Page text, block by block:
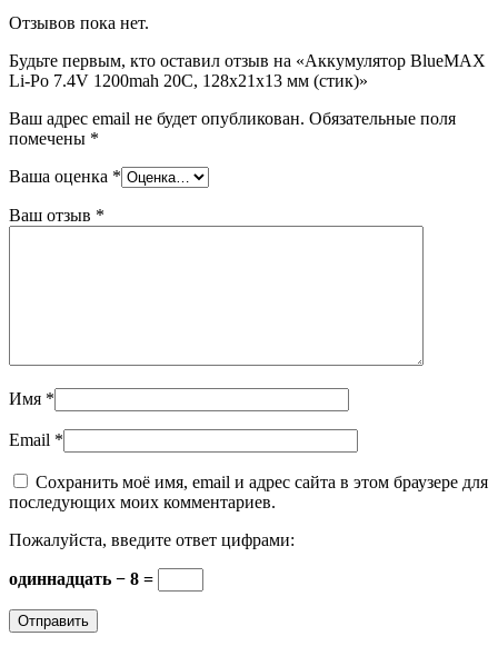
Отзывов пока нет.
Будьте первым, кто оставил отзыв на «Аккумулятор BlueMAX
Li-Po 7.4V 1200mah 20C, 128x21x13 мм (стик)»
Ваш адрес email не будет опубликован. Обязательные поля
помечены *
Ваша оценка *
Ваш отзыв *
Имя *
Email *
Сохранить моё имя, email и адрес сайта в этом браузере для
последующих моих комментариев.
Пожалуйста, введите ответ цифрами:
одиннадцать − 8 =